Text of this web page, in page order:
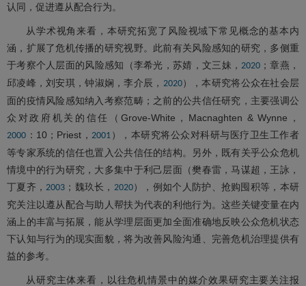
认同，促进遵从配合行为。
从学术视角来看，本研究拓宽了风险视域下常见概念的基本内
涵，扩展了危机传播的研究视野。此前有关风险感知的研究，多侧重
于考察个人层面的风险感知（李希光，苏婧，文三妹， 2020 ；章燕，
邱凌峰，刘安琪，钟淑娴，李介辰， 2020），本研究将公众在社会层
面的疫情风险感知纳入考察范畴；之前的公共信任研究，主要强调公
众对政府机关的信任（Grove-White，Macnaghten & Wynne，
2000 ：10；Priest， 2001 ），本研究将公众对科研与医疗卫生工作者
等专家系统的信任也置入公共信任的结构。另外，既有关乎公众危机
情境中的行为研究，大多集中于利己层面（樊春雷，马谋超，王詠，
丁夏齐， 2003 ；魏玖长， 2020），例如个人防护、抢购囤积等，本研
究关注以遵从配合与助人帮扶为代表的利他行为。这些关键变量在内
涵上的丰富与拓展，能从学理层面更加全面准确地反映公众危机状态
下认知与行为的现实面貌，将为改善风险沟通、完善危机治理提供有
益的参考。
从研究主体来看，以往危机情景中的媒介效果研究主要关注报